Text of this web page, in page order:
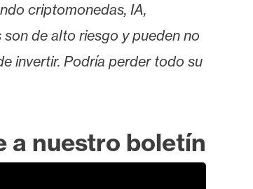
criptomonedas, IA,
de alto riesgo y pueden no
invertir. Podría perder todo su
a nuestro boletín